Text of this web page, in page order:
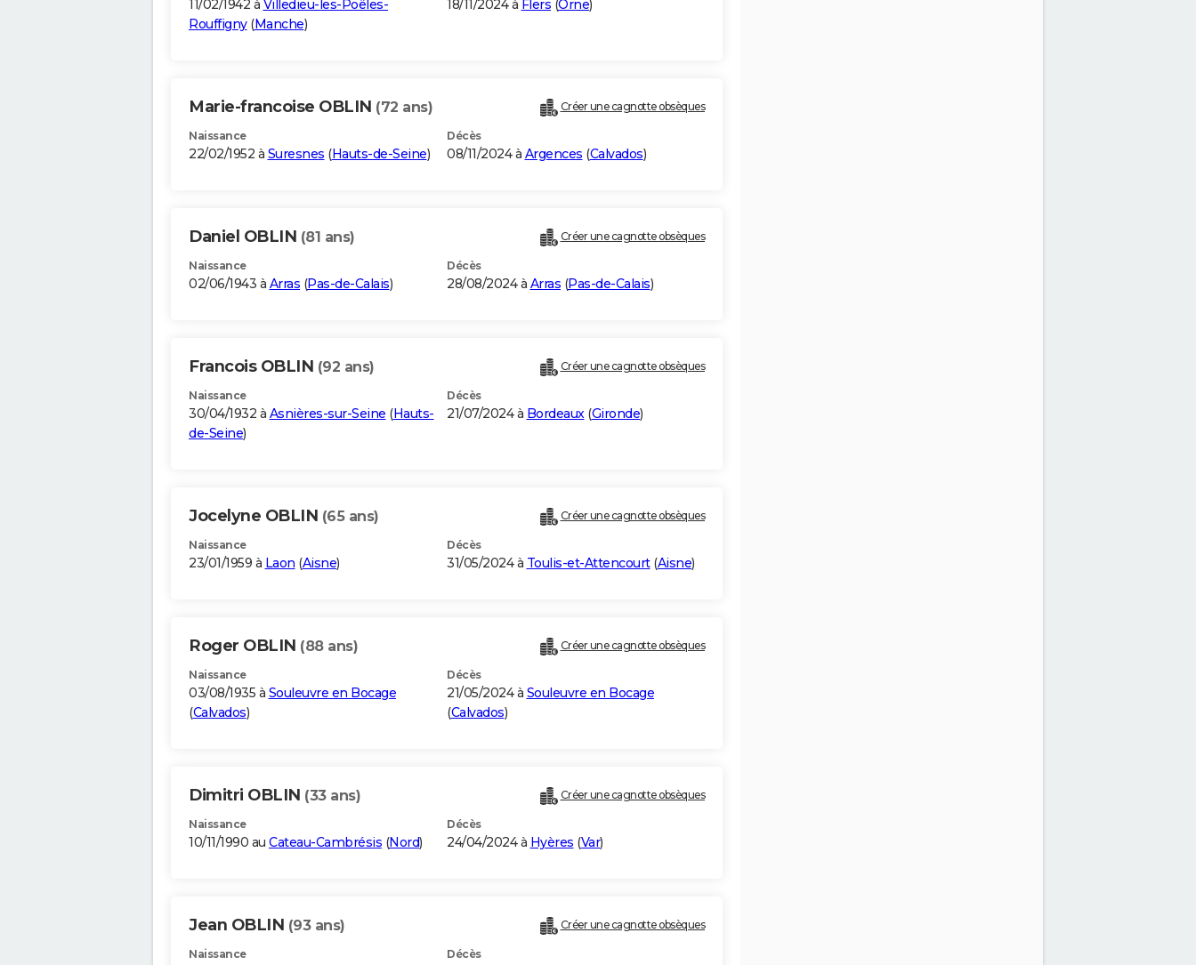
11/02/1942 à Villedieu-les-Poêles-
Rouffigny(Manche)
18/11/2024 à Flers (Orne)
Marie-francoise OBLIN (72 ans) Créer une cagnotte obsèques
Naissance
22/02/1952 à Suresnes (Hauts-de-Seine)
Décès
08/11/2024 à Argences (Calvados)
Daniel OBLIN (81 ans) Créer une cagnotte obsèques
Naissance
02/06/1943 à Arras (Pas-de-Calais)
Décès
28/08/2024 à Arras (Pas-de-Calais)
Francois OBLIN (92 ans) Créer une cagnotte obsèques
Naissance
30/04/1932 à Asnières-sur-Seine (Hauts-
de-Seine)
Décès
21/07/2024 à Bordeaux(Gironde)
Jocelyne OBLIN (65 ans) Créer une cagnotte obsèques
Naissance
23/01/1959 à Laon (Aisne)
Décès
31/05/2024 à Toulis-et-Attencourt(Aisne)
Roger OBLIN (88 ans) Créer une cagnotte obsèques
Naissance
03/08/1935 à Souleuvre en Bocage
(Calvados)
Décès
21/05/2024 à Souleuvre en Bocage
(Calvados)
Dimitri OBLIN (33 ans) Créer une cagnotte obsèques
Naissance
10/11/1990 au Cateau-Cambrésis (Nord)
Décès
24/04/2024 à Hyères (Var)
Jean OBLIN (93 ans) Créer une cagnotte obsèques
Naissance Décès